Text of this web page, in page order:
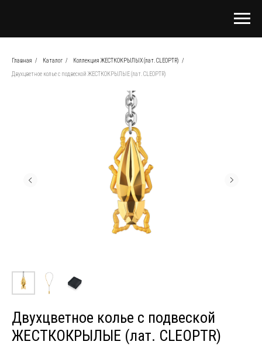
Главная / Каталог / Коллекция ЖЕСТКОКРЫЛЫХ (лат. CLEOPTR) /
Двухцветное колье с подвеской ЖЕСТКОКРЫЛЫЕ (лат. CLEOPTR)
Двухцветное колье с подвеской
ЖЕСТКОКРЫЛЫЕ (лат. CLEOPTR)